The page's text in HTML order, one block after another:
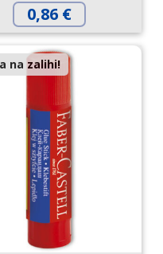
0,86 €
na zalihi!